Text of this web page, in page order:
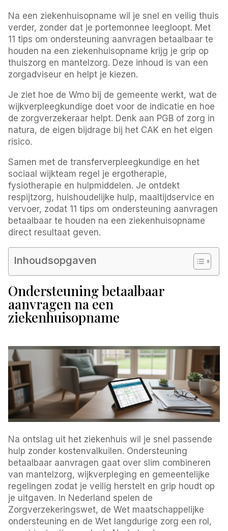
Na een ziekenhuisopname wil je snel en veilig thuis
verder, zonder dat je portemonnee leegloopt. Met
11 tips om ondersteuning aanvragen betaalbaar te
houden na een ziekenhuisopname krijg je grip op
thuiszorg en mantelzorg. Deze inhoud is van een
zorgadviseur en helpt je kiezen.
Je ziet hoe de Wmo bij de gemeente werkt, wat de
wijkverpleegkundige doet voor de indicatie en hoe
de zorgverzekeraar helpt. Denk aan PGB of zorg in
natura, de eigen bijdrage bij het CAK en het eigen
risico.
Samen met de transferverpleegkundige en het
sociaal wijkteam regel je ergotherapie,
fysiotherapie en hulpmiddelen. Je ontdekt
respijtzorg, huishoudelijke hulp, maaltijdservice en
vervoer, zodat 11 tips om ondersteuning aanvragen
betaalbaar te houden na een ziekenhuisopname
direct resultaat geven.
Inhoudsopgaven
Ondersteuning betaalbaar
aanvragen na een
ziekenhuisopname
Na ontslag uit het ziekenhuis wil je snel passende
hulp zonder kostenvalkuilen. Ondersteuning
betaalbaar aanvragen gaat over slim combineren
van mantelzorg, wijkverpleging en gemeentelijke
regelingen zodat je veilig herstelt en grip houdt op
je uitgaven. In Nederland spelen de
Zorgverzekeringswet, de Wet maatschappelijke
ondersteuning en de Wet langdurige zorg een rol,